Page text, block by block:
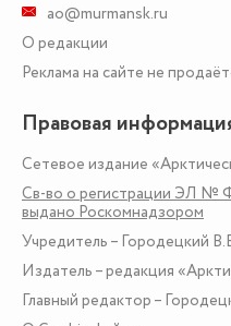
ao@murmansk.ru
О редакции
Реклама на сайте не
Правовая
Сетевое издание
Св-во о регистрации ЭЛ №
выдано Роскомнадзором
Учредитель – Городецкий
Издатель – редакция
Главный редактор –